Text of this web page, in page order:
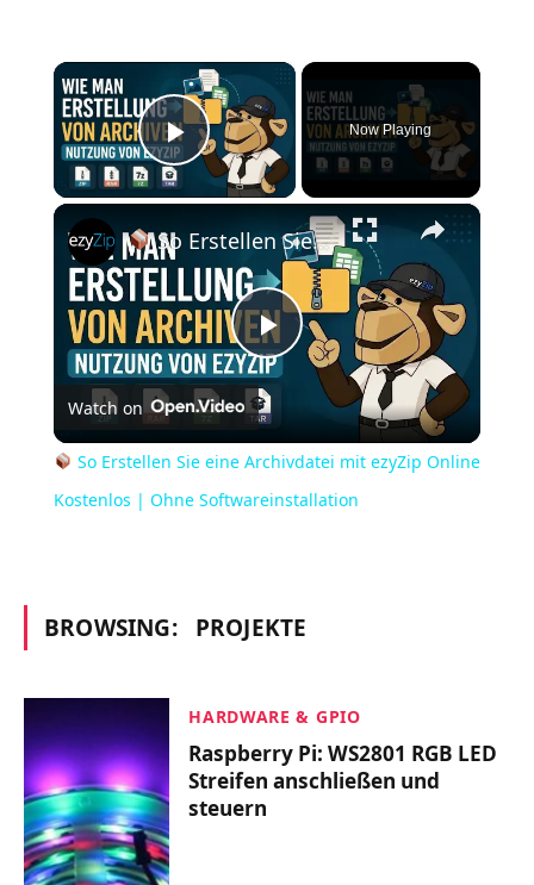
×
Play Video
Now Playing
×
Play
Video
So Erstellen Sie eine Archivdatei mit ezyZip Online Kostenlos | Ohne Softwareinstallation
Watch on
So Erstellen Sie eine Archivdatei mit ezyZip Online
Kostenlos | Ohne Softwareinstallation
BROWSING: PROJEKTE
HARDWARE & GPIO
Raspberry Pi: WS2801 RGB LED
Streifen anschließen und
steuern